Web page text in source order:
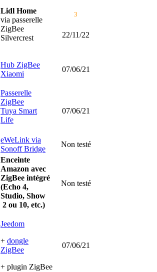
Lidl Home
via passerelle
ZigBee
Silvercrest
3
22/11/22
Hub ZigBee
Xiaomi
07/06/21
Passerelle
ZigBee
Tuya Smart
Life
07/06/21
eWeLink via
Sonoff Bridge
Non testé
Enceinte
Amazon avec
ZigBee intégré
(Echo 4,
Studio, Show
2 ou 10, etc.)
Non testé
Jeedom
+ dongle
ZigBee
+ plugin ZigBee
07/06/21